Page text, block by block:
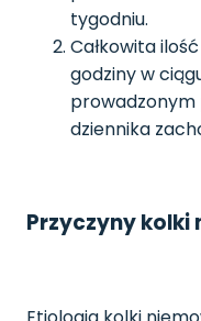
tygodniu.
Całkowita
godziny w
dziennika
Przyczyny kolki